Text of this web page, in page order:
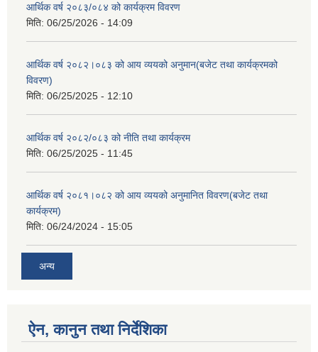
आर्थिक वर्ष २०८३/०८४ को कार्यक्रम विवरण
मिति: 06/25/2026 - 14:09
आर्थिक वर्ष २०८२।०८३ को आय व्ययको अनुमान(बजेट तथा कार्यक्रमको
विवरण)
मिति: 06/25/2025 - 12:10
आर्थिक वर्ष २०८२/०८३ को नीति तथा कार्यक्रम
मिति: 06/25/2025 - 11:45
आर्थिक वर्ष २०८१।०८२ को आय व्ययको अनुमानित विवरण(बजेट तथा
कार्यक्रम)
मिति: 06/24/2024 - 15:05
अन्य
ऐन, कानुन तथा निर्देशिका